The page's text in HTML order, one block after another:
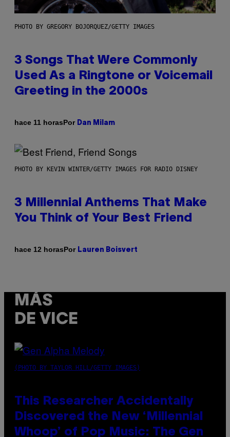
PHOTO BY GREGORY BOJORQUEZ/GETTY IMAGES
3 Songs That Were Commonly
Used As a Ringtone or Voicemail
Greeting in the 2000s
hace 11 horasPor Dan Milam
PHOTO BY KEVIN WINTER/GETTY IMAGES FOR RADIO DISNEY
3 Millennial Anthems That Make
You Think of Your Best Friend
hace 12 horasPor Lauren Boisvert
MÁS
DE VICE
(PHOTO BY TAYLOR HILL/GETTY IMAGES)
This Researcher Accidentally
Discovered the New ‘Millennial
Whoop’ of Pop Music: The Gen